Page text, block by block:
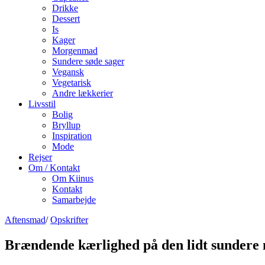
Drikke
Dessert
Is
Kager
Morgenmad
Sundere søde sager
Vegansk
Vegetarisk
Andre lækkerier
Livsstil
Bolig
Bryllup
Inspiration
Mode
Rejser
Om / Kontakt
Om Kiinus
Kontakt
Samarbejde
Aftensmad/ Opskrifter
Brændende kærlighed på den lidt sundere